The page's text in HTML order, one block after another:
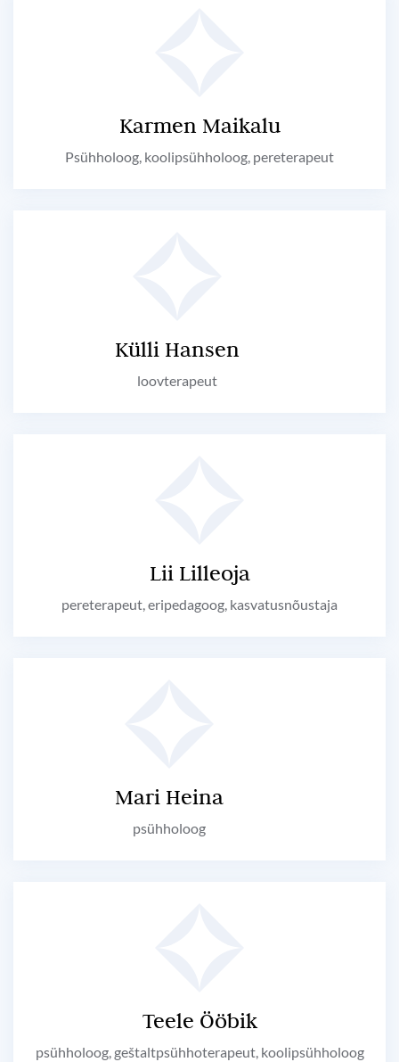
Karmen Maikalu
Psühholoog, koolipsühholoog, pereterapeut
Külli Hansen
loovterapeut
Lii Lilleoja
pereterapeut, eripedagoog, kasvatusnõustaja
Mari Heina
psühholoog
Teele Ööbik
psühholoog, geštaltpsühhoterapeut, koolipsühholoog